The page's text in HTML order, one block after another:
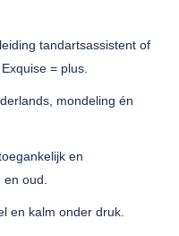
tandartsassistent of
= plus.
mondeling én
en
oud.
en kalm onder druk.